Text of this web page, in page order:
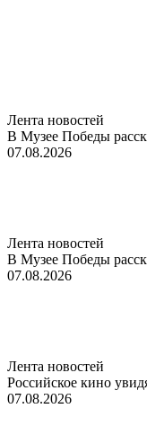
Лента новостей
В Музее Победы
07.08.2026
Лента новостей
В Музее Победы
07.08.2026
Лента новостей
Российское кино
07.08.2026